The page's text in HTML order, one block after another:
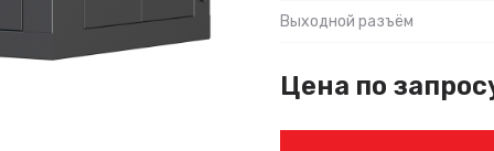
Выходной разъём
Цена по